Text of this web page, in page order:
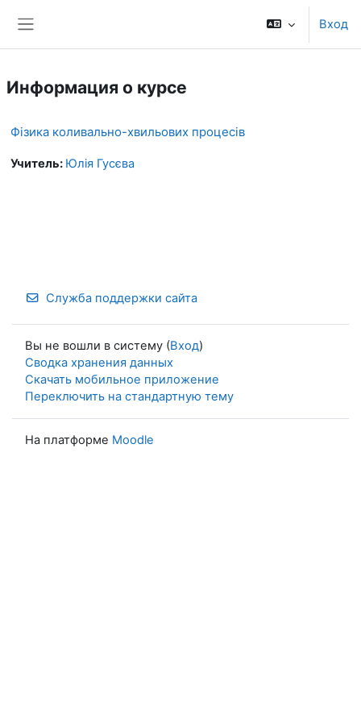
Вход
Информация о курсе
Фізика коливально-хвильових процесів
Учитель: Юлія Гусєва
Служба поддержки сайта
Вы не вошли в систему (Вход)
Сводка хранения данных
Скачать мобильное приложение
Переключить на стандартную тему
На платформе Moodle